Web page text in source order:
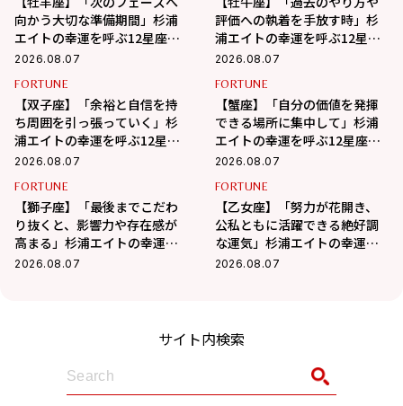
向かう大切な準備期間」杉浦
エイトの幸運を呼ぶ12星座占
い（8/7～9/6）
2026.08.07
評価への執着を手放す時」杉
浦エイトの幸運を呼ぶ12星座
占い（8/7～9/6）
2026.08.07
FORTUNE
【双子座】「余裕と自信を持
ち周囲を引っ張っていく」杉
浦エイトの幸運を呼ぶ12星座
占い（8/7～9/6）
2026.08.07
FORTUNE
【蟹座】「自分の価値を発揮
できる場所に集中して」杉浦
エイトの幸運を呼ぶ12星座占
い（7/7～8/6）
2026.08.07
FORTUNE
【獅子座】「最後までこだわ
り抜くと、影響力や存在感が
高まる」杉浦エイトの幸運を
呼ぶ12星座占い（8/7～
2026.08.07
FORTUNE
【乙女座】「努力が花開き、
公私ともに活躍できる絶好調
な運気」杉浦エイトの幸運を
呼ぶ12星座占い（8/7～9/6）
2026.08.07
サイト内検索